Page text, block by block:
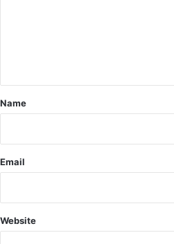
ल
के
ट्रै
क
कि
जा
म
Name
Email
Website